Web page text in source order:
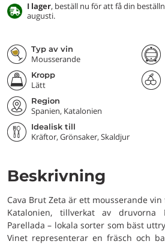
I lager, beställ nu för att få din
augusti.
Typ av vin
Mousserande
Kropp
Lätt
Region
Spanien, Katalonien
Idealisk till
Kräftor, Grönsaker, Skaldjur
Beskrivning
Cava Brut Zeta är ett mousserande
Katalonien, tillverkat av druvorna
Parellada – lokala sorter som bäst
Vinet representerar en fräsch och